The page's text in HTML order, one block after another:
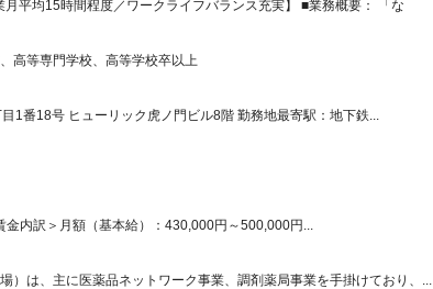
平均15時間程度／ワークライフバランス充実】 ■業務概要： 「な
高等専門学校、高等学校卒以上
1番18号 ヒューリック虎ノ門ビル8階 勤務地最寄駅：地下鉄...
内訳＞月額（基本給）：430,000円～500,000円...
）は、主に医薬品ネットワーク事業、調剤薬局事業を手掛けており、...